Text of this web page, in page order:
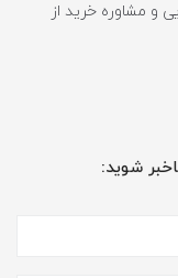
و مشاوره خرید از
شوید: